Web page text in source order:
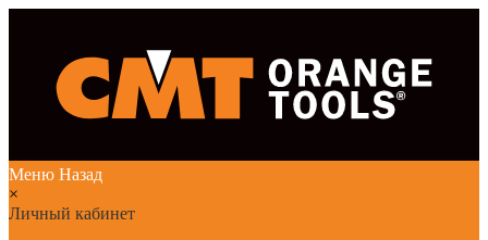
Меню Назад
×
Личный кабинет